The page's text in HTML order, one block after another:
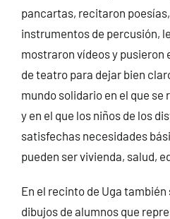
pancartas, recitaron
instrumentos de percusión,
mostraron vídeos y pusieron
de teatro para dejar bien
mundo solidario en el que
y en el que los niños de los
satisfechas necesidades
pueden ser vivienda, salud,
En el recinto de Uga
dibujos de alumnos que